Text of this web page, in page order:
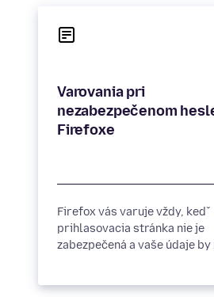
Varovania pri
nezabezpečenom
Firefoxe
Firefox vás varuje vždy, keď
prihlasovacia stránka nie je
zabezpečená a vaše údaje